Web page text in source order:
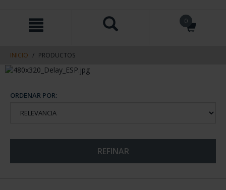
contenido
navegacin
0
INICIO PRODUCTOS
ORDENAR POR:
REFINAR